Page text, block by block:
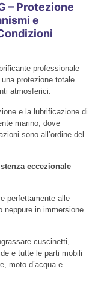
– Protezione
e
professionale
protezione totale
atmosferici.
e la lubrificazione di
marino, dove
sono all’ordine del
eccezionale
perfettamente alle
neppure in immersione
cuscinetti,
e tutte le parti mobili
moto d’acqua e